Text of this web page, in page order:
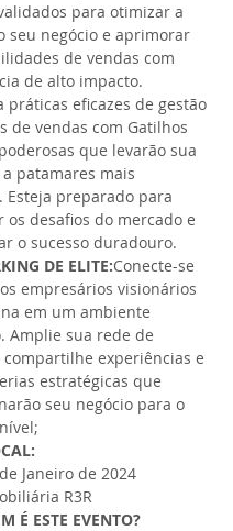
para otimizar a
seu negócio e aprimorar
de vendas com
de alto impacto.
práticas eficazes de gestão
de vendas com Gatilhos
que levarão sua
patamares mais
Esteja preparado para
os desafios do mercado e
o sucesso duradouro.
DE ELITE:Conecte-se
empresários visionários
em um ambiente
Amplie sua rede de
compartilhe experiências e
estratégicas que
seu negócio para o
Janeiro de 2024
R3R
É ESTE EVENTO?